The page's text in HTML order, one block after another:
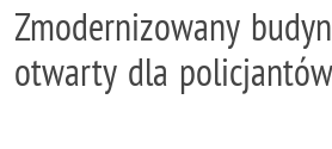
Zmodernizowany
otwarty dla